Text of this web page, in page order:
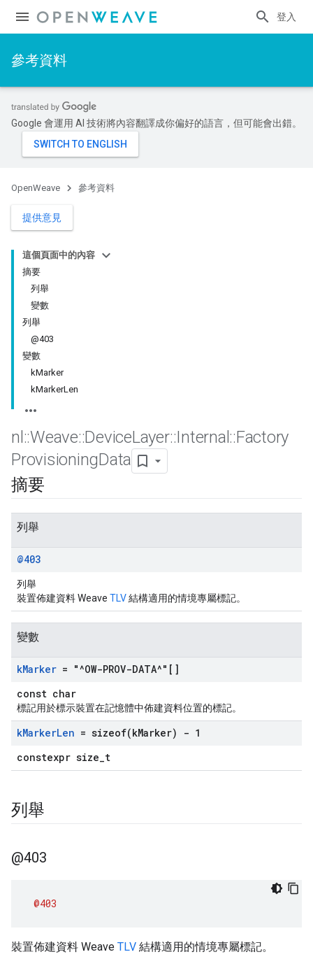
登入
參考資料
Google 會運用 AI 技術將內容翻譯成你偏好的語言，但可能會出錯。
OpenWeave 參考資料
提供意見
這個頁面中的內容
摘要
列舉
變數
列舉
@403
變數
kMarker
kMarkerLen
nl ::Weave::DeviceLayer::Internal ::Factory
ProvisioningData
摘要
列舉
@403
列舉
裝置佈建資料 Weave TLV結構適用的情境專屬標記。
變數
kMarker = "^OW-PROV-DATA^"[]
const char
標記用於標示裝置在記憶體中佈建資料位置的標記。
kMarkerLen = sizeof(kMarker) - 1
constexpr size_t
列舉
@403
@403
裝置佈建資料 Weave TLV 結構適用的情境專屬標記。